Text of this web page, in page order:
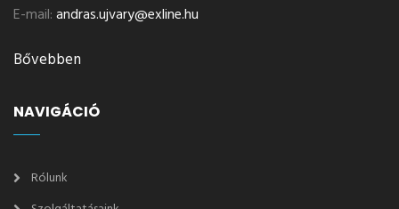
E-mail:andras.ujvary@exline.hu
Bővebben
NAVIGÁCIÓ
Rólunk